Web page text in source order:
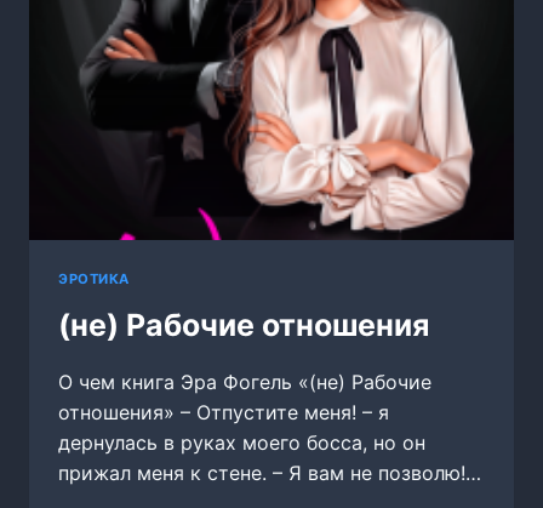
ЭРОТИКА
(не) Рабочие отношения
О чем книга Эра Фогель «(не) Рабочие
отношения» – Отпустите меня! – я
дернулась в руках моего босса, но он
прижал меня к стене. – Я вам не позволю!…